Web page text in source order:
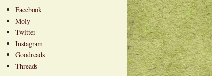
Facebook
Moly
Twitter
Instagram
Goodreads
Threads